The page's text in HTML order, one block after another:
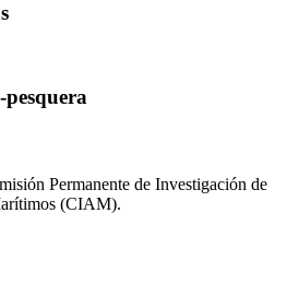
Permanente de Investigación de
(CIAM).